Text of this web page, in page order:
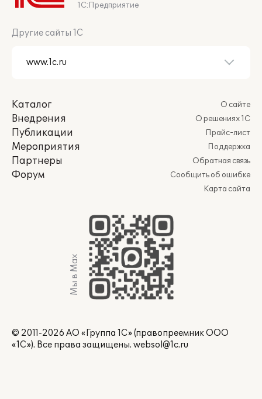
1С:Предприятие
Другие сайты 1С
Каталог
Внедрения
Публикации
Мероприятия
Партнеры
Форум
О сайте
О решениях 1С
Прайс-лист
Поддержка
Обратная связь
Сообщить об ошибке
Карта сайта
Мы в Max
© 2011-2026 АО «Группа 1С» (правопреемник ООО
«1С»). Все права защищены. websol@1c.ru